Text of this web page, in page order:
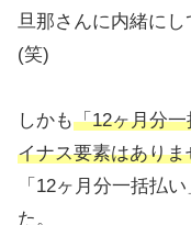
旦那さんに内緒に
(笑)
しかも「12ヶ月分
イナス要素はありま
「12ヶ月分一括払い
た。